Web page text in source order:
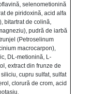
selenometionină
de piridoxină, acid alfa
bitartrat de colină,
pudră de iarbă
(Petroselinum
macrocarpon),
DL-metionină, L-
extract din frunze de
cupru sulfat, sulfat
clorură de crom, acid